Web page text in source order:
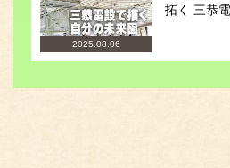
2025.08.06
拓く 三恭